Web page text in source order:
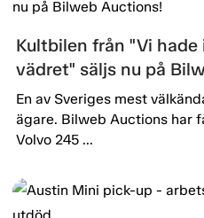
Kultbilen från "Vi
vädret" säljs nu på
En av Sveriges mest
ägare. Bilweb Auctions har
Volvo 245 ...